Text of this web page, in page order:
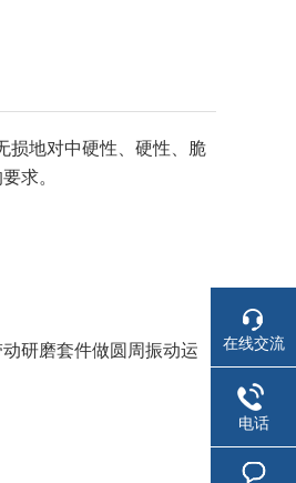
损地对中硬性、硬性、脆
求。
研磨套件做圆周振动运
在线交流
电话